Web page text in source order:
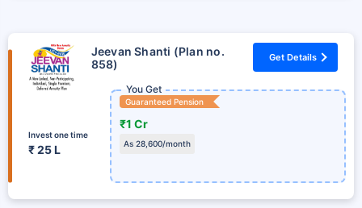
Jeevan Shanti (Plan no.
858)
Get Details
Invest one time
₹ 25 L
You Get
Guaranteed Pension
₹1 Cr
As 28,600/month